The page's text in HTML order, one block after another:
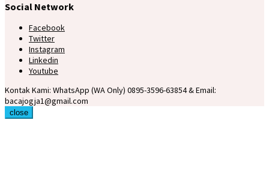
Social Network
Facebook
Twitter
Instagram
Linkedin
Youtube
Kontak Kami: WhatsApp (WA Only) 0895-3596-63854 & Email:
bacajogja1@gmail.com
close